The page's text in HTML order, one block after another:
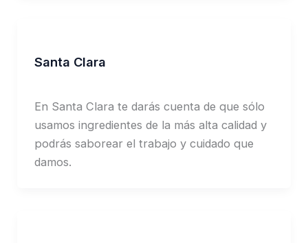
Santa Clara
En Santa Clara te darás cuenta de que sólo
usamos ingredientes de la más alta calidad y
podrás saborear el trabajo y cuidado que
damos.